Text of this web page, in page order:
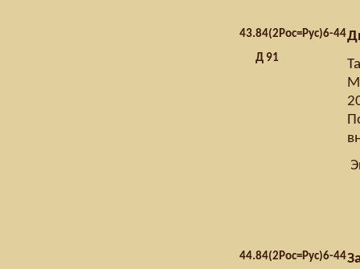
43.84(2Рос=Рус)6-44
Д 91
44.84(2Рос=Рус)6-44